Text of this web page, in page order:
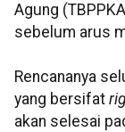
Agung
sebelum arus
Rencananya
yang bersifat
akan selesai